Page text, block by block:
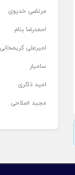
مرتضی خدیوی
احمدرضا بنام
امیرعلی کریمخانی
سامیار
امید ذاکری
مجید اصلاحی